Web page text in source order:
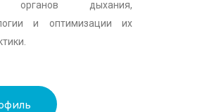
органов дыхания,
и оптимизации их